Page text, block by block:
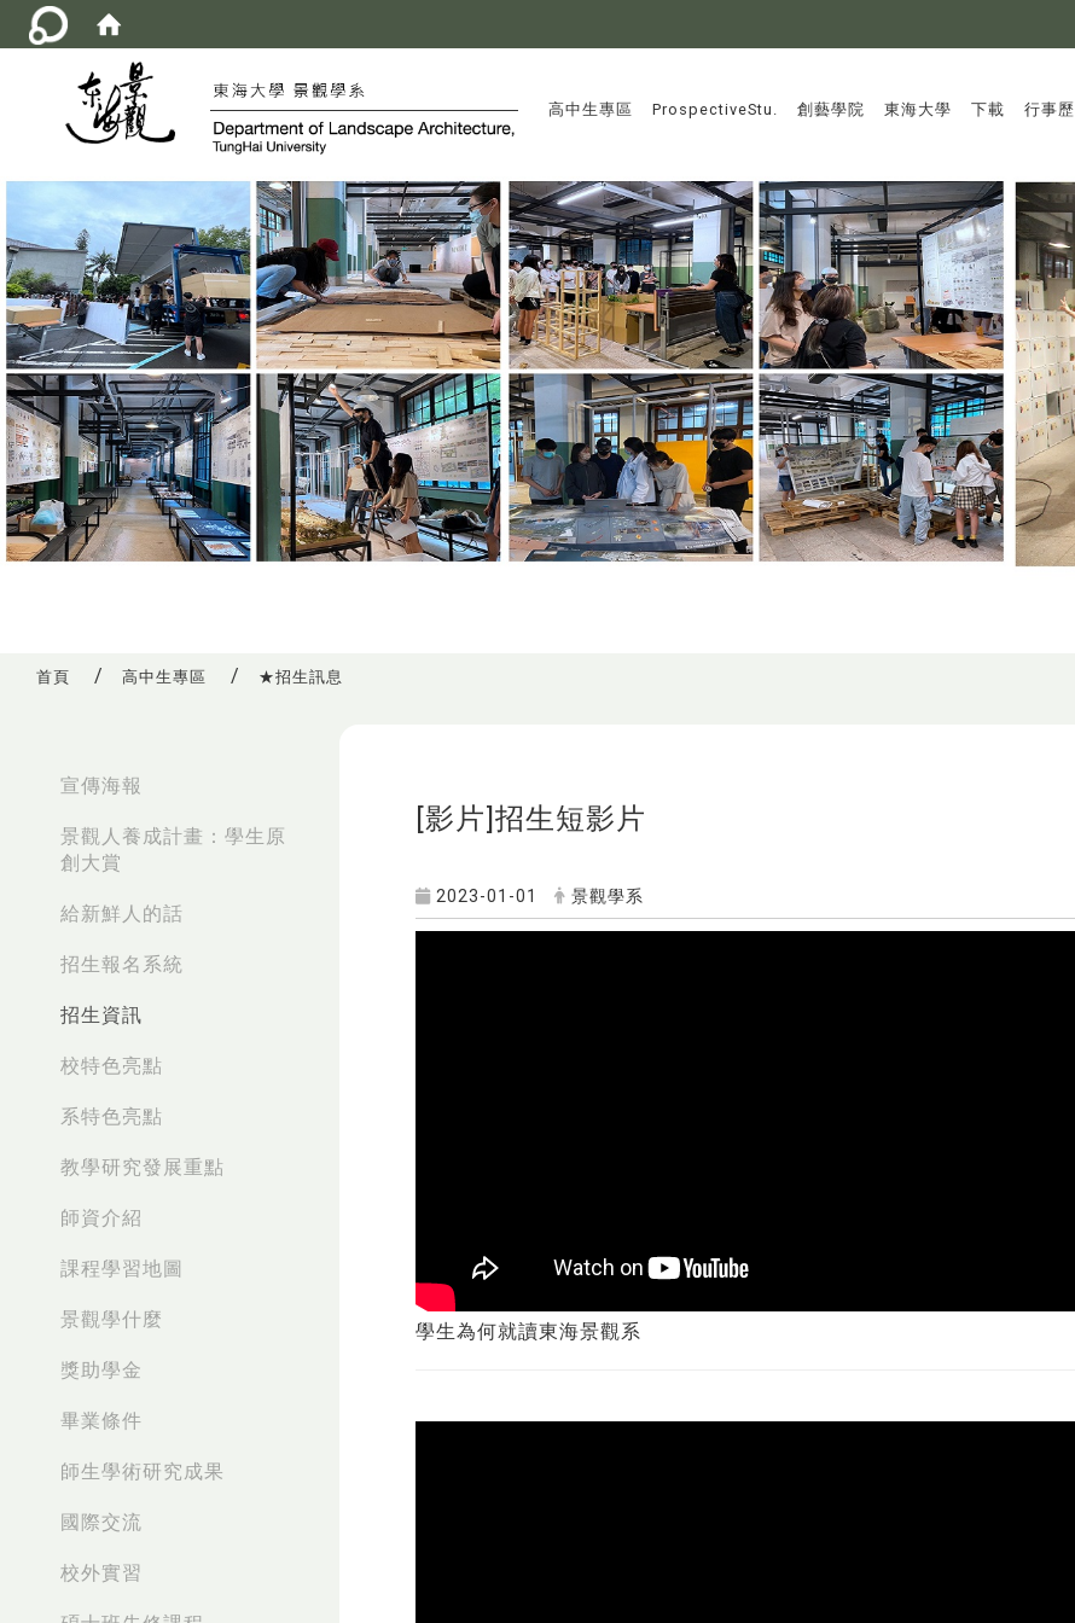
:::
高中生專區 ProspectiveStu. 創藝學院 東海大學 下載 行事歷
首頁 高中生專區 ★招生訊息
宣傳海報
景觀人養成計畫：學生原
創大賞
給新鮮人的話
招生報名系統
招生資訊
校特色亮點
系特色亮點
教學研究發展重點
師資介紹
課程學習地圖
景觀學什麼
獎助學金
畢業條件
師生學術研究成果
國際交流
校外實習
[影片]招生短影片
2023-01-01 景觀學系
學生為何就讀東海景觀系